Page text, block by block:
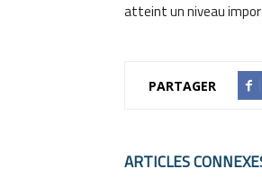
atteint un niveau
PARTAGER
ARTICLES